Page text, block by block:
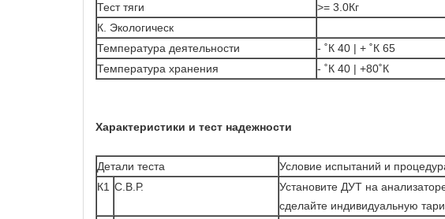
Тест тяги
>= 3.0Кг
К. Экологическ
Температура деятельности
- ˚К 40 | + ˚К 65
Температура хранения
- ˚К 40 | +80˚К
Характеристики и тест надежности
Детали теста Условие испытаний и
К1 С.В.Р.
Установите ДУТ на
сделайте индивидуальную